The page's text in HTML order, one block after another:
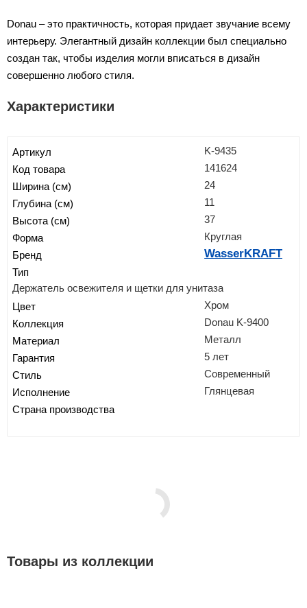
Donau – это практичность, которая придает звучание всему
интерьеру. Элегантный дизайн коллекции был специально
создан так, чтобы изделия могли вписаться в дизайн
совершенно любого стиля.
Характеристики
Артикул K-9435
Код товара 141624
Ширина (см) 24
Глубина (см) 11
Высота (см) 37
Форма Круглая
Бренд WasserKRAFT
Тип
Держатель освежителя и щетки для унитаза
Цвет Хром
Коллекция Donau K-9400
Материал Металл
Гарантия 5 лет
Стиль Современный
Исполнение Глянцевая
Страна производства
Товары из коллекции